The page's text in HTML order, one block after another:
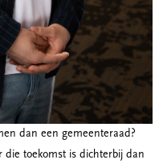
dan een gemeenteraad?
die toekomst is dichterbij dan